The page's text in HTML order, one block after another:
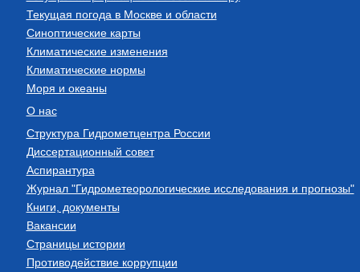
Текущая погода в Москве и области
Синоптические карты
Климатические изменения
Климатические нормы
Моря и океаны
О нас
Структура Гидрометцентра России
Диссертационный совет
Аспирантура
Журнал "Гидрометеорологические исследования и прогнозы"
Книги, документы
Вакансии
Страницы истории
Противодействие коррупции